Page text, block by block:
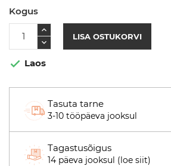
Kogus
LISA OSTUKORVI
 Laos
Tasuta tarne
3-10 tööpäeva jooksul
Tagastusõigus
14 päeva jooksul (loe siit)